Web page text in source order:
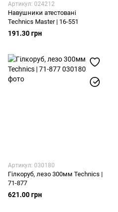
Артикул: 024212
Навушники атестовані
Technics Master | 16-551
191.30 грн
Артикул: 030180
Гілкоруб, лезо 300мм Technics |
71-877
621.00 грн